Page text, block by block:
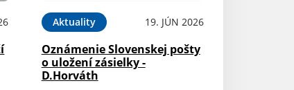
Aktuality 19. JÚN 2026
Oznámenie Slovenskej pošty
o uložení zásielky -
D.Horváth